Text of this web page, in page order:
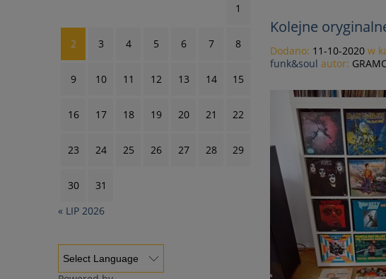
1
2 3 4 5 6 7 8
9 10 11 12 13 14 15
16 17 18 19 20 21 22
23 24 25 26 27 28 29
30
31
« LIP 2026
Kolejne
Dodano: 11-10-2020 w
funk&soul autor: